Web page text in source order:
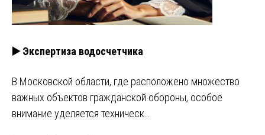
▶️ Экспертиза водосчетчика
В Московской области, где расположено множество
важных объектов гражданской обороны, особое
внимание уделяется техническ…